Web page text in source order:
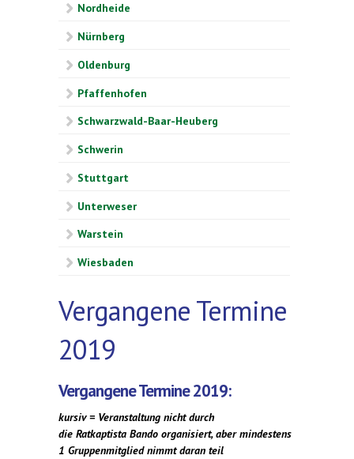
Nordheide
Nürnberg
Oldenburg
Pfaffenhofen
Schwarzwald-Baar-Heuberg
Schwerin
Stuttgart
Unterweser
Warstein
Wiesbaden
Vergangene Termine
2019
Vergangene Termine 2019:
kursiv = Veranstaltung nicht durch
die Ratkaptista Bando organisiert, aber mindestens
1 Gruppenmitglied nimmt daran teil